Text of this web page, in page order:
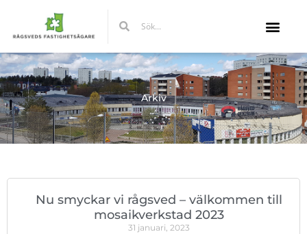
innehåll
Arkiv
Nu smyckar vi rågsved – välkommen till
mosaikverkstad 2023
31 januari, 2023